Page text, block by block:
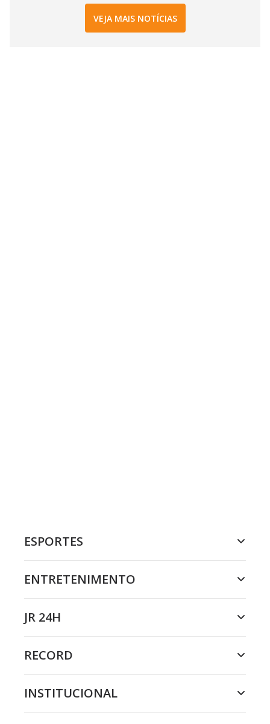
VEJA MAIS NOTÍCIAS
ESPORTES
ENTRETENIMENTO
JR 24H
RECORD
INSTITUCIONAL